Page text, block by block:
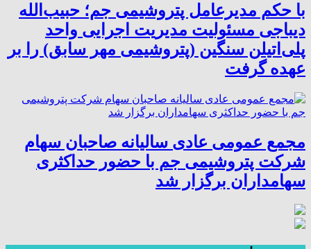
با حکم مدیرعامل پتروشیمی جم؛ حبیب‌الله
دیباجی مسئولیت مدیریت اجرایی واحد
پلی‌اتیلن سنگین (پتروشیمی مهر سابق) را بر
عهده گرفت
مجمع عمومی عادی سالیانه صاحبان سهام
شرکت پتروشیمی جم با حضور حداکثری
سهامداران برگزار شد